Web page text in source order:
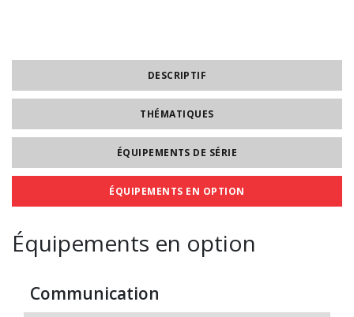
DESCRIPTIF
THÉMATIQUES
ÉQUIPEMENTS DE SÉRIE
ÉQUIPEMENTS EN OPTION
Équipements en option
Communication